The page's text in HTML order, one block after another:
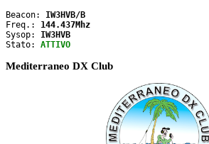
Beacon: IW3HVB/B
Freq.: 144.437Mhz
Sysop: IW3HVB
Stato: ATTIVO
Mediterraneo DX Club